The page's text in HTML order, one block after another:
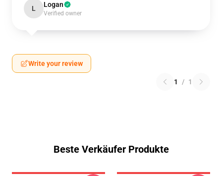
L Logan
Verified owner
Write your review
1 / 1
Beste Verkäufer Produkte